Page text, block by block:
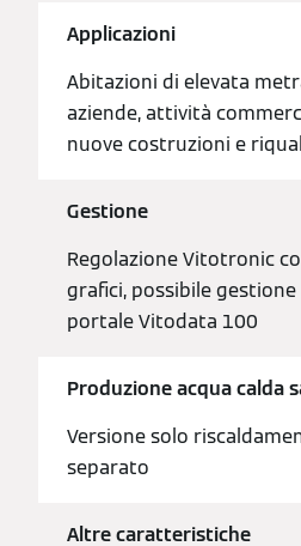
Applicazioni
Abitazioni di elevata
aziende, attività
nuove costruzioni e
Gestione
Regolazione Vitotronic
grafici, possibile
portale Vitodata 100
Produzione acqua calda
Versione solo
separato
Altre caratteristiche